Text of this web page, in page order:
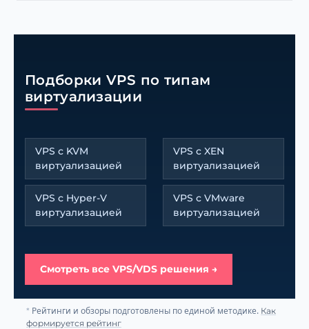
Подборки VPS по типам
виртуализации
VPS с KVM
виртуализацией
VPS с XEN
виртуализацией
VPS с Hyper-V
виртуализацией
VPS с VMware
виртуализацией
Смотреть все VPS/VDS решения →
* Рейтинги и обзоры подготовлены по единой методике. Как
формируется рейтинг